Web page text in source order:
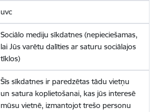
uvc
Sociālo mediju sīkdatnes (nepieciešamas,
lai Jūs varētu dalīties ar saturu sociālajos
tīklos)
Šīs sīkdatnes ir paredzētas tādu vietņu
un satura koplietošanai, kas jūs interesē
mūsu vietnē, izmantojot trešo personu